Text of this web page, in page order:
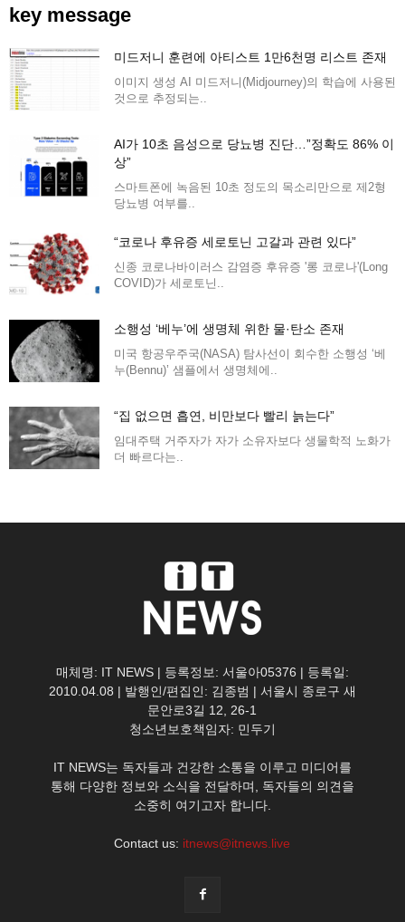
key message
미드저니 훈련에 아티스트 1만6천명 리스트 존재
이미지 생성 AI 미드저니(Midjourney)의 학습에 사용된
것으로 추정되는..
AI가 10초 음성으로 당뇨병 진단…”정확도 86% 이
상”
스마트폰에 녹음된 10초 정도의 목소리만으로 제2형
당뇨병 여부를..
“코로나 후유증 세로토닌 고갈과 관련 있다”
신종 코로나바이러스 감염증 후유증 '롱 코로나'(Long
COVID)가 세로토닌..
소행성 ‘베누’에 생명체 위한 물·탄소 존재
미국 항공우주국(NASA) 탐사선이 회수한 소행성 ‘베
누(Bennu)’ 샘플에서 생명체에..
“집 없으면 흡연, 비만보다 빨리 늙는다”
임대주택 거주자가 자가 소유자보다 생물학적 노화가
더 빠르다는..
매체명: IT NEWS | 등록정보: 서울아05376 | 등록일:
2010.04.08 | 발행인/편집인: 김종범 | 서울시 종로구 새
문안로3길 12, 26-1
청소년보호책임자: 민두기
IT NEWS는 독자들과 건강한 소통을 이루고 미디어를
통해 다양한 정보와 소식을 전달하며, 독자들의 의견을
소중히 여기고자 합니다.
Contact us: itnews@itnews.live